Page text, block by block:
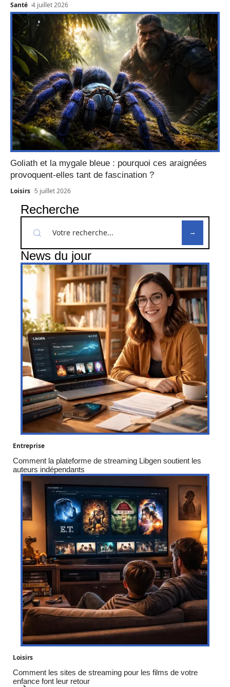
Santé 4 juillet 2026
Goliath et la mygale bleue : pourquoi ces araignées
provoquent-elles tant de fascination ?
Loisirs 5 juillet 2026
Recherche
News du jour
Entreprise
Comment la plateforme de streaming Libgen soutient les
auteurs indépendants
Loisirs
Comment les sites de streaming pour les films de votre
enfance font leur retour